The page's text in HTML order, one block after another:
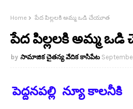
Home పేద పిల్లలకి అమ్మ ఒడి చేయూత
పేద పిల్లలకి అమ్మ
సామాజిక చైతన్య వేదిక కాసిపేట
పెద్దనపల్లి న్యూ కాలనీకి